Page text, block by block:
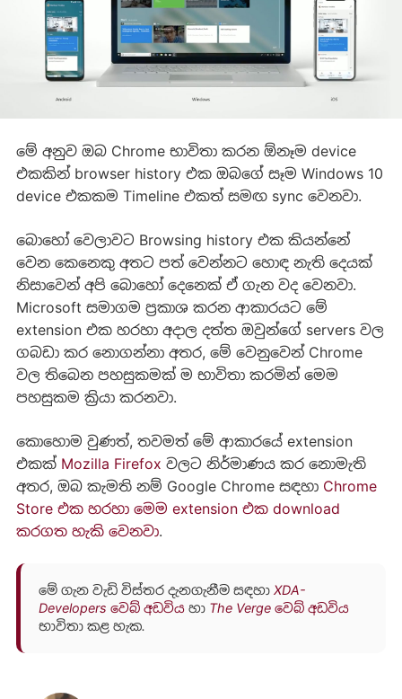
මේ අනුව ඔබ Chrome භාවිතා කරන ඕනෑම device
එකකින් browser history එක ඔබගේ සෑම Windows 10
device එකකම Timeline එකත් සමඟ sync වෙනවා.
බොහෝ වෙලාවට Browsing history එක කියන්නේ
වෙන කෙනෙකු අතට පත් වෙන්නට හොඳ නැති දෙයක්
නිසාවෙන් අපි බොහෝ දෙනෙක් ඒ ගැන වද වෙනවා.
Microsoft සමාගම ප්‍රකාශ කරන ආකාරයට මේ
extension එක හරහා අදාල දත්ත ඔවුන්ගේ servers වල
ගබඩා කර නොගන්නා අතර, මේ වෙනුවෙන් Chrome
වල තිබෙන පහසුකමක් ම භාවිතා කරමින් මෙම
පහසුකම ක්‍රියා කරනවා.
කොහොම වුණත්, තවමත් මේ ආකාරයේ extension
එකක් Mozilla Firefox වලට නිර්මාණය කර නොමැති
අතර, ඔබ කැමති නම් Google Chrome සඳහා Chrome
Store එක හරහා මෙම extension එක download
කරගත හැකි වෙනවා.
මේ ගැන වැඩි විස්තර දැනගැනීම සඳහා XDA-
Developers වෙබ් අඩවියහා The Verge වෙබ් අඩවිය
භාවිතා කළ හැක.